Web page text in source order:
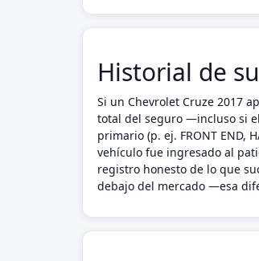
Historial de
Si un Chevrolet Cruze 2017
total del seguro —incluso si
primario (p. ej. FRONT END,
vehículo fue ingresado al
registro honesto de lo que
debajo del mercado —esa